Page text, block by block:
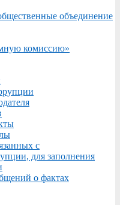
объединение
комиссию»
с
для заполнения
о фактах